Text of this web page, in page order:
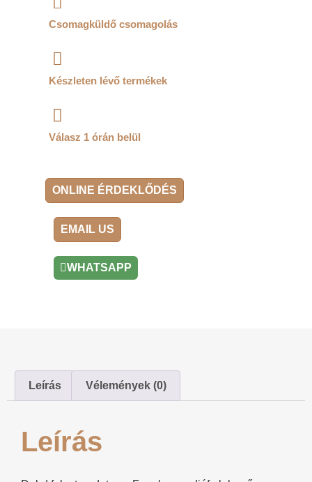
Csomagküldő csomagolás
Készleten lévő termékek
Válasz 1 órán belül
ONLINE ÉRDEKLŐDÉS
EMAIL US
WHATSAPP
Leírás Vélemények (0)
Leírás